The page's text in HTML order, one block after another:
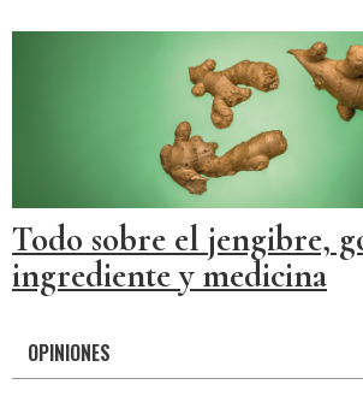
Todo sobre el jengibre,
ingrediente y medicina
OPINIONES